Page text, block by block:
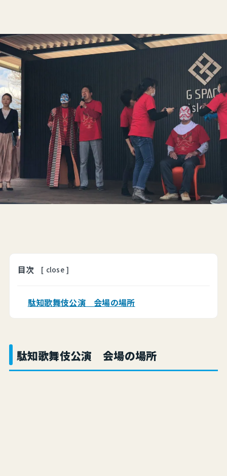
目次 [ close ]
駄知歌舞伎公演 会場の場所
駄知歌舞伎公演 会場の場所